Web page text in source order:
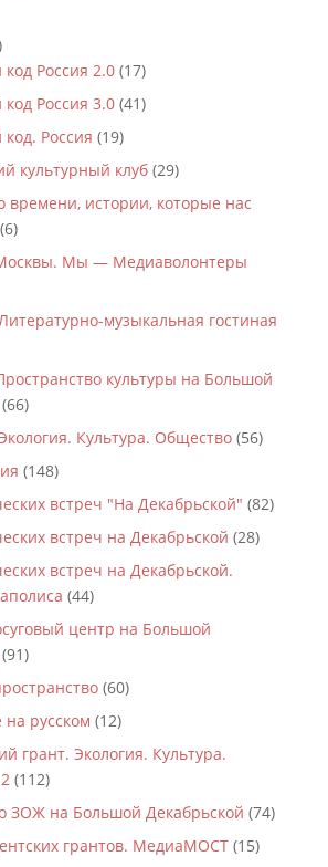
Россия 2.0(17)
Россия 3.0(41)
Россия (19)
культурный клуб(29)
времени, истории, которые нас
Мы — Медиаволонтеры
музыкальная гостиная
культуры на Большой
(66)
Культура. Общество(56)
(148)
встреч "На Декабрьской" (82)
встреч на Декабрьской (28)
встреч на Декабрьской.
(44)
центр на Большой
(91)
(60)
русском (12)
грант. Экология. Культура.
(112)
ЗОЖ на Большой Декабрьской (74)
грантов. МедиаМОСТ(15)